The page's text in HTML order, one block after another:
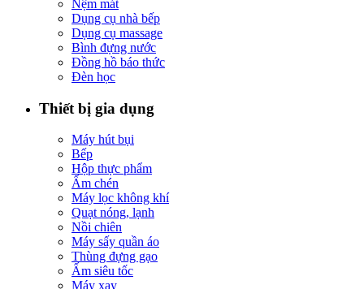
Nệm mát
Dụng cụ nhà bếp
Dụng cụ massage
Bình đựng nước
Đồng hồ báo thức
Đèn học
Thiết bị gia dụng
Máy hút bụi
Bếp
Hộp thực phẩm
Ấm chén
Máy lọc không khí
Quạt nóng, lạnh
Nồi chiên
Máy sấy quần áo
Thùng đựng gạo
Ấm siêu tốc
Máy xay